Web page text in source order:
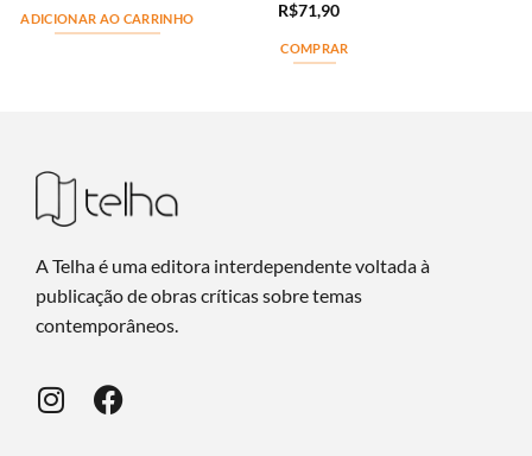
ADICIONAR AO CARRINHO
R$71,90
COMPRAR
A Telha é uma editora interdependente voltada à
publicação de obras críticas sobre temas
contemporâneos.